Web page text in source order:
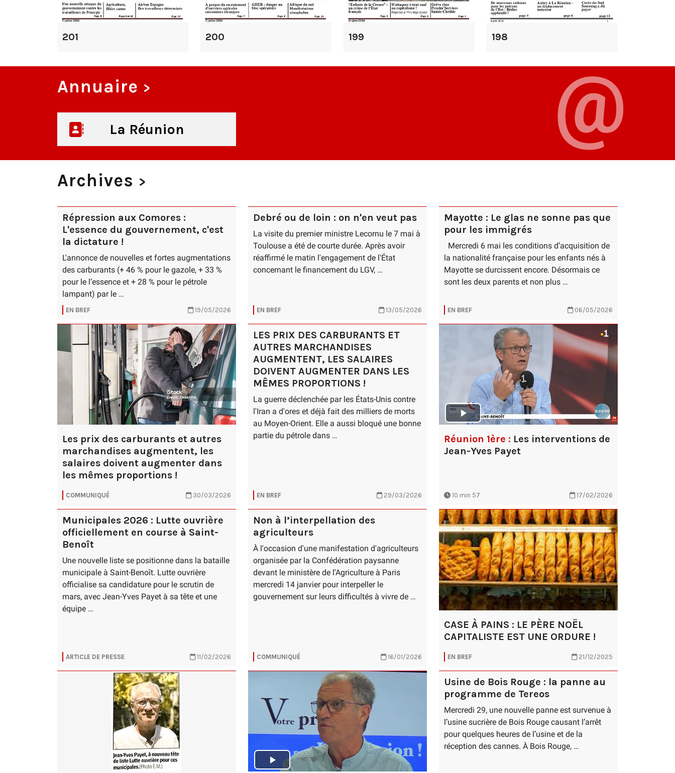
201 200 199 198
Annuaire >
La Réunion
Archives >
Répression aux Comores :
L'essence du gouvernement, c'est
la dictature !
L'annonce de nouvelles et fortes augmentations
des carburants (+ 46 % pour le gazole, + 33 %
pour le l’essence et + 28 % pour le pétrole
lampant) par le …
EN BREF 19/05/2026
Debré ou de loin : on n'en veut pas
La visite du premier ministre Lecornu le 7 mai à
Toulouse a été de courte durée. Après avoir
réaffirmé le matin l'engagement de l'État
concernant le financement du LGV, …
EN BREF 13/05/2026
Mayotte : Le glas ne sonne pas que
pour les immigrés
Mercredi 6 mai les conditions d’acquisition de
la nationalité française pour les enfants nés à
Mayotte se durcissent encore. Désormais ce
sont les deux parents et non plus …
EN BREF 06/05/2026
Les prix des carburants et autres
marchandises augmentent, les
salaires doivent augmenter dans
les mêmes proportions !
COMMUNIQUÉ 30/03/2026
LES PRIX DES CARBURANTS ET
AUTRES MARCHANDISES
AUGMENTENT, LES SALAIRES
DOIVENT AUGMENTER DANS LES
MÊMES PROPORTIONS !
La guerre déclenchée par les États-Unis contre
l'Iran a d'ores et déjà fait des milliers de morts
au Moyen-Orient. Elle a aussi bloqué une bonne
partie du pétrole dans …
EN BREF 29/03/2026
Réunion 1ère : Les interventions de
Jean-Yves Payet
10 min 57 17/02/2026
Municipales 2026 : Lutte ouvrière
officiellement en course à Saint-
Benoît
Une nouvelle liste se positionne dans la bataille
municipale à Saint-Benoît. Lutte ouvrière
officialise sa candidature pour le scrutin de
mars, avec Jean-Yves Payet à sa tête et une
équipe …
ARTICLE DE PRESSE 11/02/2026
Non à l’interpellation des
agriculteurs
À l'occasion d'une manifestation d'agriculteurs
organisée par la Confédération paysanne
devant le ministère de l'Agriculture à Paris
mercredi 14 janvier pour interpeller le
gouvernement sur leurs difficultés à vivre de …
COMMUNIQUÉ 16/01/2026
CASE À PAINS : LE PÈRE NOËL
CAPITALISTE EST UNE ORDURE !
EN BREF 21/12/2025
Usine de Bois Rouge : la panne au
programme de Tereos
Mercredi 29, une nouvelle panne est survenue à
l’usine sucrière de Bois Rouge causant l’arrêt
pour quelques heures de l’usine et de la
réception des cannes. À Bois Rouge, …